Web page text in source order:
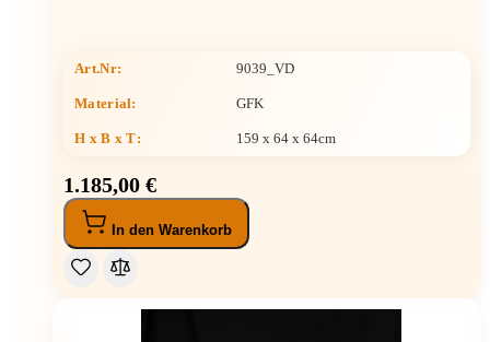
Art.Nr: 9039_VD
Material: GFK
H x B x T: 159 x 64 x 64cm
1.185,00 €
In den Warenkorb